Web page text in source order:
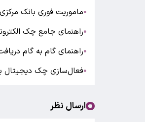
●ماموریت فوری بانک
●راهنمای جامع چک
●راهنمای گام به گام
●فعال‌سازی چک دیجیتال
ارسال نظر